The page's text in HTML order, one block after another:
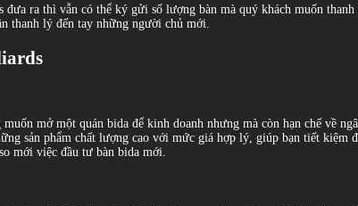
ra thì vẫn có thể ký gửi số lượng bàn mà quý khách muốn
thanh lý đến tay những người chủ mới.
mở một quán bida để kinh doanh nhưng mà còn hạn chế về
sản phẩm chất lượng cao với mức giá hợp lý, giúp bạn tiết
mới việc đầu tư bàn bida mới.